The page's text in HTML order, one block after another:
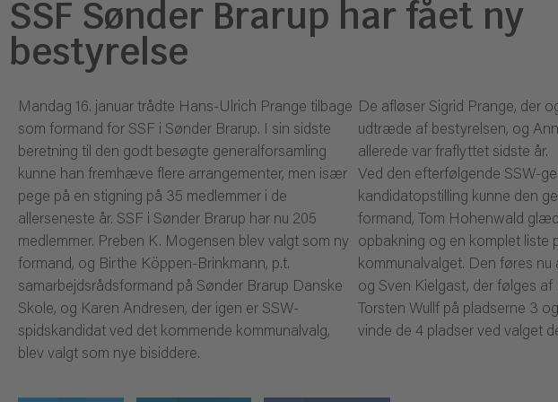
SSF Sønder Brarup har fået ny
bestyrelse
Mandag 16. januar trådte Hans-Ulrich Prange tilbage
som formand for SSF i Sønder Brarup. I sin sidste
beretning til den godt besøgte generalforsamling
kunne han fremhæve flere arrangementer, men især
pege på en stigning på 35 medlemmer i de
allerseneste år. SSF i Sønder Brarup har nu 205
medlemmer. Preben K. Mogensen blev valgt som ny
formand, og Birthe Köppen-Brinkmann, p.t.
samarbejdsrådsformand på Sønder Brarup Danske
Skole, og Karen Andresen, der igen er SSW-
spidskandidat ved det kommende kommunalvalg,
blev valgt som nye bisiddere.
De afløser Sigrid Prange, der
udtræde af bestyrelsen, og
allerede var fraflyttet sidste år.
Ved den efterfølgende SSW-
kandidatopstilling kunne den
formand, Tom Hohenwald
opbakning og en komplet liste
kommunalvalget. Den føres nu
og Sven Kielgast, der følges af
Torsten Wullf på pladserne 3
vinde de 4 pladser ved valget